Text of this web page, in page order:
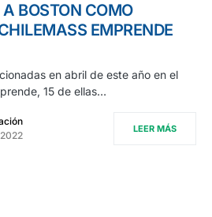
BOSTON COMO
EMPRENDE
en abril de este año en el
15 de ellas…
LEER MÁS